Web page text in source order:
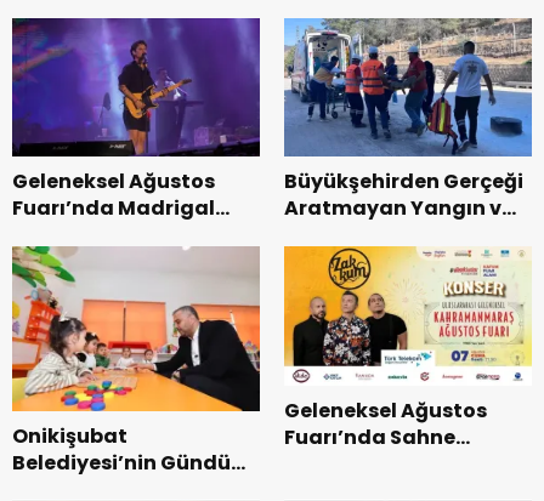
Geleneksel Ağustos
Fuarı’nda Madrigal
Büyükşehirden Gerçeği
Aratmayan Yangın ve
Onikişubat
Belediyesi’nin Gündüz
Geleneksel Ağustos
Fuarı’nda Sahne